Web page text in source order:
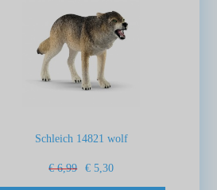
Schleich 14821 wolf
€ 6,99 € 5,30